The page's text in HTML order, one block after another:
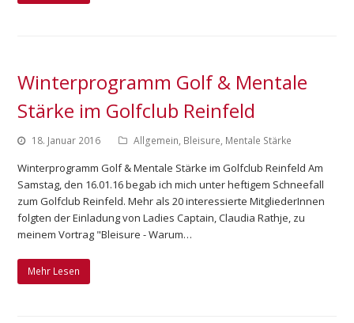
Winterprogramm Golf & Mentale
Stärke im Golfclub Reinfeld
18. Januar 2016 Allgemein, Bleisure, Mentale Stärke
Winterprogramm Golf & Mentale Stärke im Golfclub Reinfeld Am
Samstag, den 16.01.16 begab ich mich unter heftigem Schneefall
zum Golfclub Reinfeld. Mehr als 20 interessierte MitgliederInnen
folgten der Einladung von Ladies Captain, Claudia Rathje, zu
meinem Vortrag "Bleisure - Warum…
Mehr Lesen